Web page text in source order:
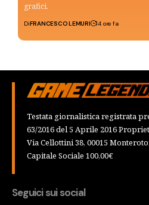
grafici.
DiFRANCESCO LEMURI 14 ore fa
Testata giornalistica registrata
63/2016 del 5 Aprile 2016
Via Cellottini 38, 00015
Capitale Sociale 100,00€
Seguici sui social